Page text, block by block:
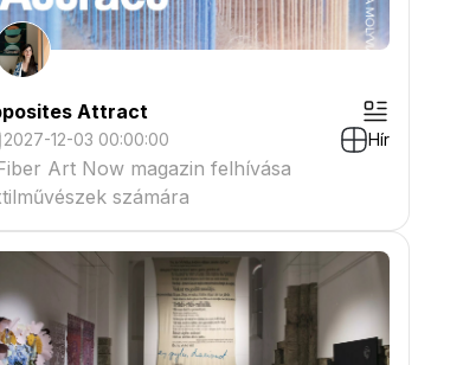
Attract
2027-12-03 00:00:00 Hír
Art Now magazin felhívása
számára